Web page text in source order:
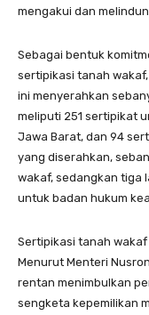
mengakui dan
Sebagai bentuk
sertipikasi tanah
ini menyerahkan
meliputi 251 sertipikat
Jawa Barat, dan 94
yang diserahkan,
wakaf, sedangkan tiga
untuk badan hukum
Sertipikasi tanah
Menurut Menteri
rentan menimbulkan
sengketa kepemilikan